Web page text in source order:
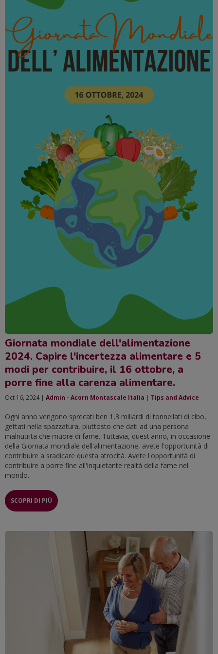
Giornata mondiale dell'alimentazione
2024. Capire l'incertezza alimentare e 5
modi per contribuire, il 16 ottobre, a
porre fine alla carenza alimentare.
Oct 16, 2024 | Admin - Acorn Montascale Italia | Tips and Advice
Ogni anno vengono sprecati ben 1,3 miliardi di tonnellati di cibo,
gettati nella spazzatura, piuttosto che dati ad una persona
malnutrita che muore di fame. Tuttavia, quest'anno, in occasione
della Giornata mondiale dell'alimentazione, avete l'opportunità di
contribuire a sradicare questa atrocità. Avete l'opportunità di
contribuire a porre fine all'inquietante realtà della fame nel
mondo.
SCOPRI DI PIÙ